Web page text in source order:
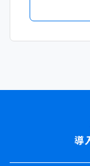
導